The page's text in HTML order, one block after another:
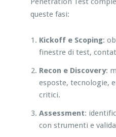
queste fasi:
Kickoff e Scoping:
finestre di test,
Recon e Discovery:
esposte, tecnologie,
critici.
Assessment:
con strumenti e